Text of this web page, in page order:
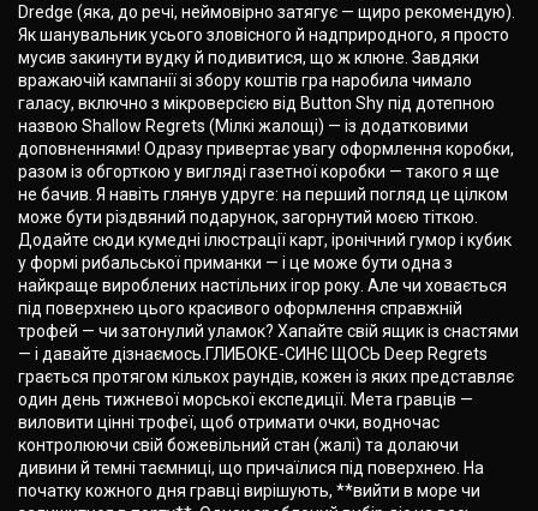
Dredge (яка, до речі, неймовірно затягує — щиро рекомендую).
Як шанувальник усього зловісного й надприродного, я просто
мусив закинути вудку й подивитися, що ж клюне. Завдяки
вражаючій кампанії зі збору коштів гра наробила чимало
галасу, включно з мікроверсією від Button Shy під дотепною
назвою Shallow Regrets (Мілкі жалощі) — із додатковими
доповненнями! Одразу привертає увагу оформлення коробки,
разом із обгорткою у вигляді газетної коробки — такого я ще
не бачив. Я навіть глянув удруге: на перший погляд це цілком
може бути різдвяний подарунок, загорнутий моєю тіткою.
Додайте сюди кумедні ілюстрації карт, іронічний гумор і кубик
у формі рибальської приманки — і це може бути одна з
найкраще вироблених настільних ігор року. Але чи ховається
під поверхнею цього красивого оформлення справжній
трофей — чи затонулий уламок? Хапайте свій ящик із снастями
— і давайте дізнаємось.ГЛИБОКЕ-СИНЄ ЩОСЬ Deep Regrets
грається протягом кількох раундів, кожен із яких представляє
один день тижневої морської експедиції. Мета гравців —
виловити цінні трофеї, щоб отримати очки, водночас
контролюючи свій божевільний стан (жалі) та долаючи
дивини й темні таємниці, що причаїлися під поверхнею. На
початку кожного дня гравці вирішують, **вийти в море чи